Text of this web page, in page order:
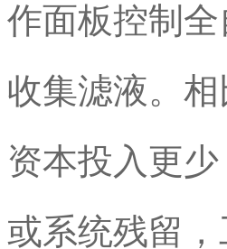
作面板控制
收集滤液。
资本投入更
或系统残留